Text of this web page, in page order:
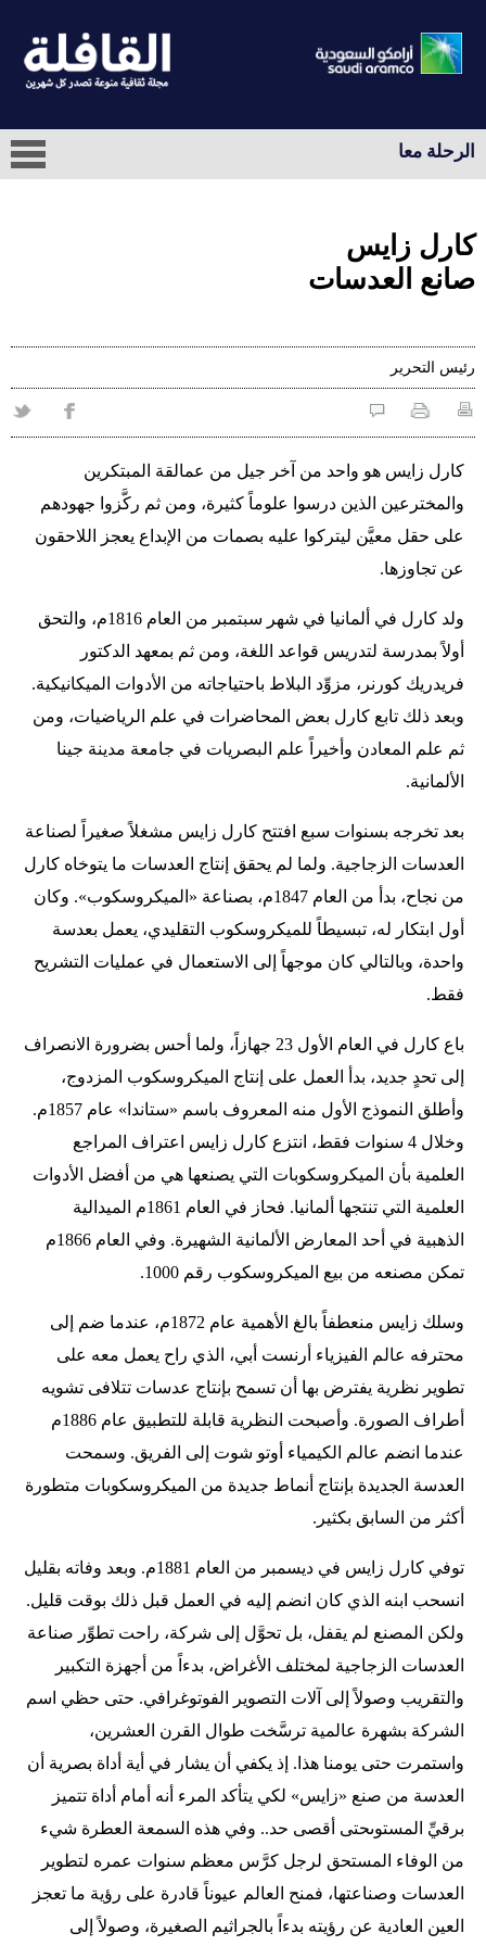
الرحلة معا
كارل زايس
صانع العدسات
رئيس التحرير
كارل زايس هو واحد من آخر جيل من عمالقة المبتكرين
والمخترعين الذين درسوا علوماً كثيرة، ومن ثم ركَّزوا جهودهم
على حقل معيَّن ليتركوا عليه بصمات من الإبداع يعجز اللاحقون
عن تجاوزها.
ولد كارل في ألمانيا في شهر سبتمبر من العام 1816م، والتحق
أولاً بمدرسة لتدريس قواعد اللغة، ومن ثم بمعهد الدكتور
فريدريك كورنر، مزوِّد البلاط باحتياجاته من الأدوات الميكانيكية.
وبعد ذلك تابع كارل بعض المحاضرات في علم الرياضيات، ومن
ثم علم المعادن وأخيراً علم البصريات في جامعة مدينة جينا
الألمانية.
بعد تخرجه بسنوات سبع افتتح كارل زايس مشغلاً صغيراً لصناعة
العدسات الزجاجية. ولما لم يحقق إنتاج العدسات ما يتوخاه كارل
من نجاح، بدأ من العام 1847م، بصناعة «الميكروسكوب». وكان
أول ابتكار له، تبسيطاً للميكروسكوب التقليدي، يعمل بعدسة
واحدة، وبالتالي كان موجهاً إلى الاستعمال في عمليات التشريح
فقط.
باع كارل في العام الأول 23 جهازاً، ولما أحس بضرورة الانصراف
إلى تحدٍ جديد، بدأ العمل على إنتاج الميكروسكوب المزدوج،
وأطلق النموذج الأول منه المعروف باسم «ستاندا» عام 1857م.
وخلال 4 سنوات فقط، انتزع كارل زايس اعتراف المراجع
العلمية بأن الميكروسكوبات التي يصنعها هي من أفضل الأدوات
العلمية التي تنتجها ألمانيا. فحاز في العام 1861م الميدالية
الذهبية في أحد المعارض الألمانية الشهيرة. وفي العام 1866م
تمكن مصنعه من بيع الميكروسكوب رقم 1000.
وسلك زايس منعطفاً بالغ الأهمية عام 1872م، عندما ضم إلى
محترفه عالم الفيزياء أرنست أبي، الذي راح يعمل معه على
تطوير نظرية يفترض بها أن تسمح بإنتاج عدسات تتلافى تشويه
أطراف الصورة. وأصبحت النظرية قابلة للتطبيق عام 1886م
عندما انضم عالم الكيمياء أوتو شوت إلى الفريق. وسمحت
العدسة الجديدة بإنتاج أنماط جديدة من الميكروسكوبات متطورة
أكثر من السابق بكثير.
توفي كارل زايس في ديسمبر من العام 1881م. وبعد وفاته بقليل
انسحب ابنه الذي كان انضم إليه في العمل قبل ذلك بوقت قليل.
ولكن المصنع لم يقفل، بل تحوَّل إلى شركة، راحت تطوِّر صناعة
العدسات الزجاجية لمختلف الأغراض، بدءاً من أجهزة التكبير
والتقريب وصولاً إلى آلات التصوير الفوتوغرافي. حتى حظي اسم
الشركة بشهرة عالمية ترسَّخت طوال القرن العشرين،
واستمرت حتى يومنا هذا. إذ يكفي أن يشار في أية أداة بصرية أن
العدسة من صنع «زايس» لكي يتأكد المرء أنه أمام أداة تتميز
برقيِّ المستوىحتى أقصى حد.. وفي هذه السمعة العطرة شيء
من الوفاء المستحق لرجل كرَّس معظم سنوات عمره لتطوير
العدسات وصناعتها، فمنح العالم عيوناً قادرة على رؤية ما تعجز
العين العادية عن رؤيته بدءاً بالجراثيم الصغيرة، وصولاً إلى